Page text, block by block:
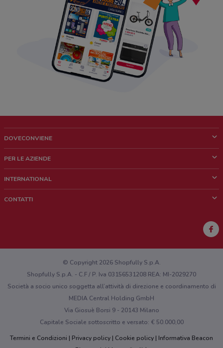
DOVECONVIENE
Chi siamo
Lavora con noi
PER LE AZIENDE
Richieste commerciali e marketing
INTERNATIONAL
CONTATTI
Hai un malfunzionamento sul web o sull'app?
© Copyright 2026 Shopfully S.p.A.
Shopfully S.p.A. - C.F / P. Iva 03156531208 REA: MI-2029270
Società a socio unico soggetta all’attività di direzione e coordinamento di
MEDIA Central Holding GmbH
Via Giosuè Borsi 9 - 20143 Milano
Capitale Sociale sottoscritto e versato: € 50.000,00
Termini e Condizioni
Privacy policy Cookie policy
Informativa Beacon